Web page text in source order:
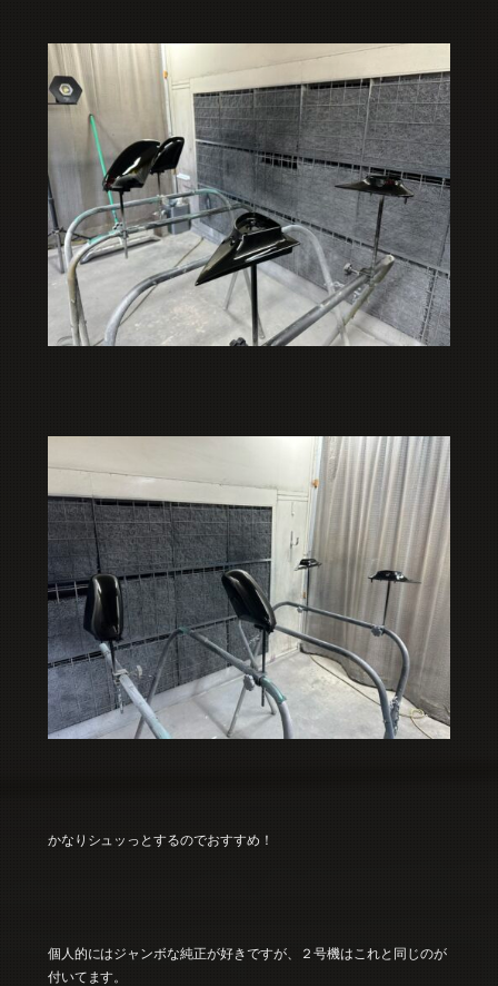
かなりシュッっとするのでおすすめ！
個人的にはジャンボな純正が好きですが、２号機はこれと同じのが
付いてます。